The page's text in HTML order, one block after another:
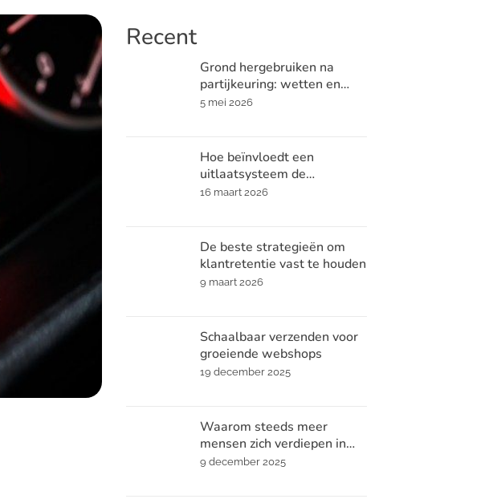
Recent
Grond hergebruiken na
partijkeuring: wetten en
praktische tips
5 mei 2026
Hoe beïnvloedt een
uitlaatsysteem de
prestaties en het geluid van
16 maart 2026
De beste strategieën om
klantretentie vast te houden
9 maart 2026
Schaalbaar verzenden voor
groeiende webshops
19 december 2025
Waarom steeds meer
mensen zich verdiepen in
spiritualiteit
9 december 2025